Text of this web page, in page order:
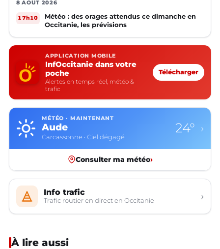
8 AOÛT 2026
17h10
Météo : des orages attendus ce dimanche en
Occitanie, les prévisions
APPLICATION MOBILE
InfOccitanie dans votre
poche
Alertes en temps réel, météo &
trafic
Télécharger
MÉTÉO · MAINTENANT
Aude
Carcassonne · Ciel dégagé
24° ›
Consulter ma météo›
Info trafic
Trafic routier en direct en Occitanie ›
À lire aussi